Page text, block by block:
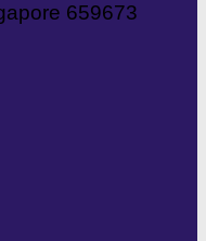
659673